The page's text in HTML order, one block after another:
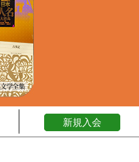
新規入会